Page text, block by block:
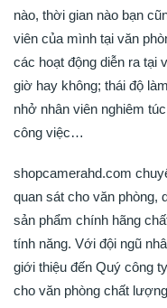
nào, thời gian nào bạn
viên của mình tại văn
các hoạt động diễn ra tại
giờ hay không; thái độ
nhở nhân viên nghiêm
công việc…
shopcamerahd.com
quan sát cho văn phòng,
sản phẩm chính hãng
tính năng. Với đội ngũ
giới thiệu đến Quý công
cho văn phòng chất